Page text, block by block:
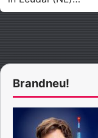
Brandneu!